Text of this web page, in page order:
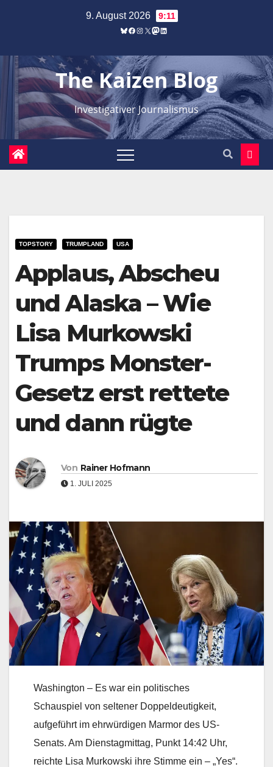
9. August 2026 9:11
Bluesky
Facebook
Instagram
X Mastodon
LinkedIn
The Kaizen Blog
Investigativer Journalismus
TOPSTORY TRUMPLAND USA
Applaus, Abscheu
und Alaska – Wie
Lisa Murkowski
Trumps Monster-
Gesetz erst rettete
und dann rügte
Von Rainer Hofmann
1. JULI 2025
Washington – Es war ein politisches
Schauspiel von seltener Doppeldeutigkeit,
aufgeführt im ehrwürdigen Marmor des US-
Senats. Am Dienstagmittag, Punkt 14:42 Uhr,
reichte Lisa Murkowski ihre Stimme ein – „Yes“.